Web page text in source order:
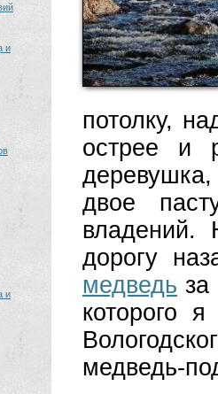
и
и
потолку,
острее и
двое
владений.
дорогу
медведь
которого
медведь-